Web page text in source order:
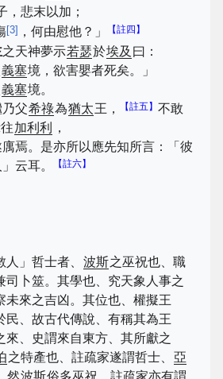
，悲末以加；
[3] ，何由慰他？」 【註四】
之天神夢示若瑟於埃及 曰：
義塞境，欲害嬰者死矣。」
義塞境。
乃父希祿為猶太王， 【註五】不敢
加利利 ，
焉。是亦所以應先知所言：「彼
」云耳。 【註六】
人」哲士者、 波斯之巫祝也、職
司卜筮。其學也、究天象人事之
未來之吉凶。其位也、權擬王
民、故古代傳說、有稱其為王
來、史謂來自東方、其所獻之
之特產也、註疏家遂謂哲士、 亞